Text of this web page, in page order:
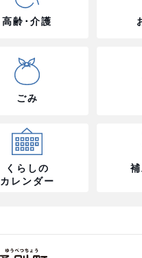
高齢･介護
ごみ
くらしの
カレンダー